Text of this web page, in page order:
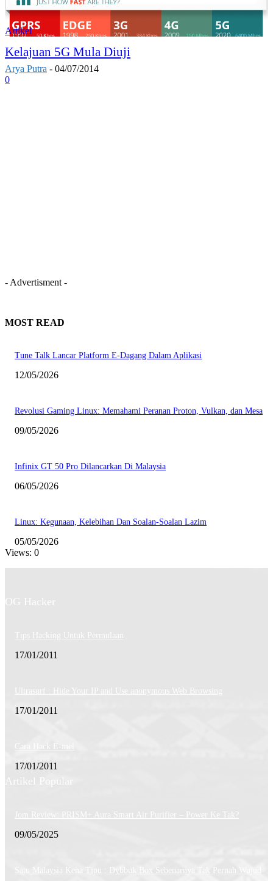
Artikel
Kelajuan 5G Mula Diuji
Arya Putra - 04/07/2014
0
- Advertisment -
MOST READ
Tune Talk Lancar Platform E-Dagang Dalam Aplikasi
12/05/2026
Revolusi Gaming Linux: Memahami Peranan Proton, Vulkan, dan Mesa
09/05/2026
Infinix GT 50 Pro Dilancarkan Di Malaysia
06/05/2026
Linux: Kegunaan, Kelebihan Dan Soalan-Soalan Lazim
05/05/2026
Views: 0
OG Hacker
Tips Hacking Untuk Permulaan
17/01/2011
Ultrasurf : Hide Your IP and Use anonymous Web Browsing
17/01/2011
Cara Hack E-mel
17/01/2011
Artikel Popular
Jom Review: PRISM+ Aura Smart Air Purifier – Power Ke Tak?
09/05/2025
Satu Malaysia Kena Tipu : Dybbuk Box Sebenarnya Tak Pernah Wujud